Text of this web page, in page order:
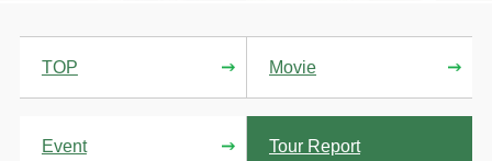
TOP Movie
Event Tour Report